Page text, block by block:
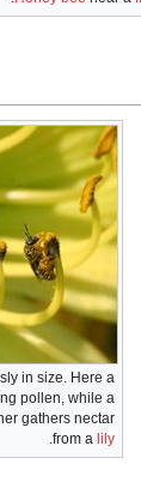
in size. Here a
pollen, while a
gathers nectar
from a lily
.